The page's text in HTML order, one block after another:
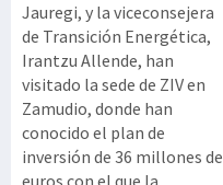
Jauregi, y la viceconsejera
de Transición Energética,
Irantzu Allende, han
visitado la sede de ZIV en
Zamudio, donde han
conocido el plan de
inversión de 36 millones de
euros con el que la